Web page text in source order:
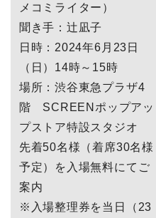
メコミライター）
聞き手：辻凪子
日時：2024年6月23日
（日）14時～15時
場所：渋谷東急プラザ4
階 SCREENポップアッ
プストア特設スタジオ
先着50名様（着席30名様
予定）を入場無料にてご
案内
※入場整理券を当日（23